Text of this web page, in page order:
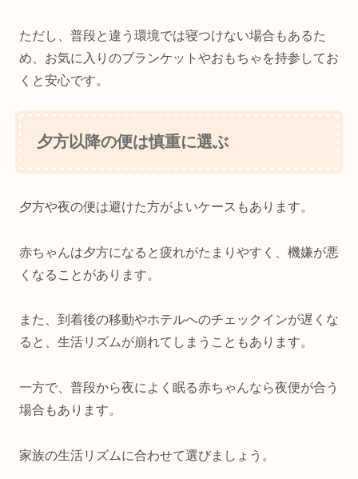
ただし、普段と違う環境では寝つけない場合もあるた
め、お気に入りのブランケットやおもちゃを持参してお
くと安心です。
夕方以降の便は慎重に選ぶ
夕方や夜の便は避けた方がよいケースもあります。
赤ちゃんは夕方になると疲れがたまりやすく、機嫌が悪
くなることがあります。
また、到着後の移動やホテルへのチェックインが遅くな
ると、生活リズムが崩れてしまうこともあります。
一方で、普段から夜によく眠る赤ちゃんなら夜便が合う
場合もあります。
家族の生活リズムに合わせて選びましょう。